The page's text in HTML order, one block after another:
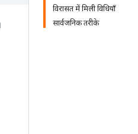
विरासत में मिली विधियाँ
सार्वजनिक तरीके